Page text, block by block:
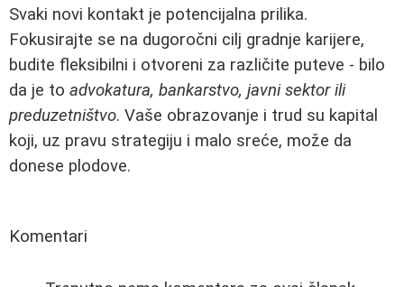
Svaki novi kontakt je potencijalna prilika.
Fokusirajte se na dugoročni cilj gradnje karijere,
budite fleksibilni i otvoreni za različite puteve - bilo
da je to advokatura, bankarstvo, javni sektor ili
preduzetništvo. Vaše obrazovanje i trud su kapital
koji, uz pravu strategiju i malo sreće, može da
donese plodove.
Komentari